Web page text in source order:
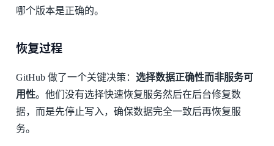
哪个版本是正确的。
恢复过程
GitHub 做了一个关键决策： 选择数据正确性而非服务可
用性。他们没有选择快速恢复服务然后在后台修复数
据，而是先停止写入，确保数据完全一致后再恢复服
务。